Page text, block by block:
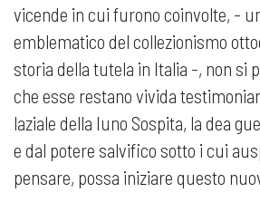
vicende in cui furono coinvolte, -
emblematico del collezionismo
storia della tutela in Italia -, non si
che esse restano vivida
laziale della Iuno Sospita, la dea
e dal potere salvifico sotto i cui
pensare, possa iniziare questo